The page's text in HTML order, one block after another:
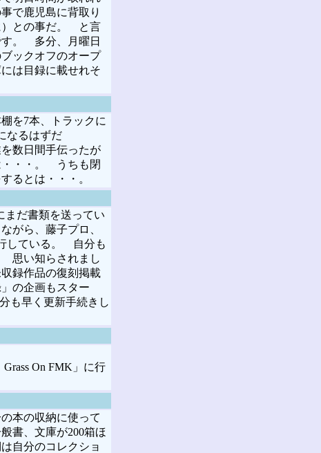
で鹿児島に背取り
）との事だ。 と言
す。 多分、月曜日
ックオフのオープ
は目録に載せれそ
を7本、トラックに
なるはずだ
数日間手伝ったが
・・・。 うちも閉
るとは・・・。
まだ書類を送ってい
がら、藤子プロ、
している。 自分も
思い知らされまし
録作品の復刻掲載
の企画もスター
も早く更新手続きし
On FMK」に行
本の収納に使って
書、文庫が200箱ほ
自分のコレクショ